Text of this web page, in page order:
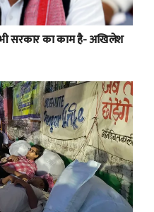
भी सरकार का काम है- अखिलेश